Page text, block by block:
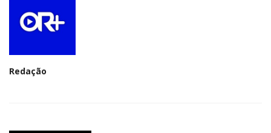
Redação